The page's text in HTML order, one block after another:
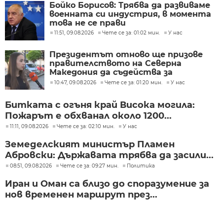
Бойко Борисов: Трябва да развиваме
военната си индустрия, в момента
това не се прави
11:51, 09.08.2026 Чете се за: 01:02 мин. У нас
Президентът отново ще призове
правителството на Северна
Македония да съдейства за
лечението на Ива Михайлова
10:47, 09.08.2026 Чете се за: 01:20 мин. У нас
Битката с огъня край Висока могила:
Пожарът е обхванал около 1200...
11:11, 09.08.2026 Чете се за: 02:10 мин. У нас
Земеделският министър Пламен
Абровски: Държавата трябва да засили...
08:51, 09.08.2026 Чете се за: 09:27 мин. Политика
Иран и Оман са близо до споразумение за
нов временен маршрут през...